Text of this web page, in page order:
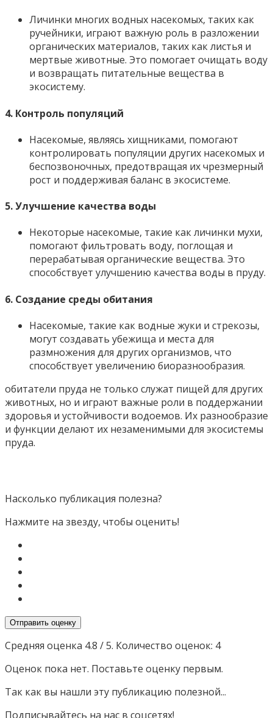
Личинки многих водных насекомых, таких как
ручейники, играют важную роль в разложении
органических материалов, таких как листья и
мертвые животные. Это помогает очищать воду
и возвращать питательные вещества в
экосистему.
4. Контроль популяций
Насекомые, являясь хищниками, помогают
контролировать популяции других насекомых и
беспозвоночных, предотвращая их чрезмерный
рост и поддерживая баланс в экосистеме.
5.Улучшение качества воды
Некоторые насекомые, такие как личинки мухи,
помогают фильтровать воду, поглощая и
перерабатывая органические вещества. Это
способствует улучшению качества воды в пруду.
6. Создание среды обитания
Насекомые, такие как водные жуки и стрекозы,
могут создавать убежища и места для
размножения для других организмов, что
способствует увеличению биоразнообразия.
обитатели пруда не только служат пищей для других
животных, но и играют важные роли в поддержании
здоровья и устойчивости водоемов. Их разнообразие
и функции делают их незаменимыми для экосистемы
пруда.
Насколько публикация полезна?
Нажмите на звезду, чтобы оценить!
Отправить оценку
Средняя оценка 4.8 / 5. Количество оценок: 4
Оценок пока нет. Поставьте оценку первым.
Так как вы нашли эту публикацию полезной...
Подписывайтесь на нас в соцсетях!